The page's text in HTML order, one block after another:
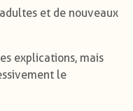
et de nouveaux
explications, mais
le